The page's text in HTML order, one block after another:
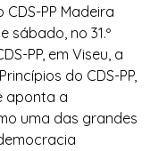
PP Madeira
sábado, no 31.º
PP, em Viseu, a
do CDS-PP,
aponta a
uma das grandes